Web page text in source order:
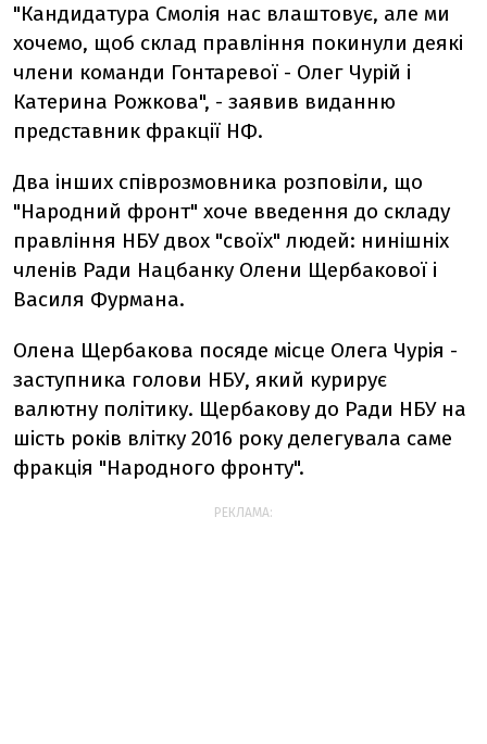
"Кандидатура Смолія нас влаштовує, але ми
хочемо, щоб склад правління покинули деякі
члени команди Гонтаревої - Олег Чурій і
Катерина Рожкова", - заявив виданню
представник фракції НФ.
Два інших співрозмовника розповіли, що
"Народний фронт" хоче введення до складу
правління НБУ двох "своїх" людей: нинішніх
членів Ради Нацбанку Олени Щербакової і
Василя Фурмана.
Олена Щербакова посяде місце Олега Чурія -
заступника голови НБУ, який курирує
валютну політику. Щербакову до Ради НБУ на
шість років влітку 2016 року делегувала саме
фракція "Народного фронту".
РЕКЛАМА: